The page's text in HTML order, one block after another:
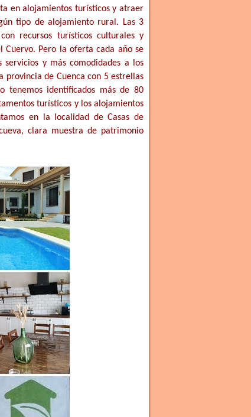
en alojamientos turísticos y atraer
tipo de alojamiento rural. Las 3
recursos turísticos culturales y
Cuervo. Pero la oferta cada año se
y más comodidades a los
de Cuenca con 5 estrellas
tenemos identificados más de 80
turísticos y los alojamientos
en la localidad de Casas de
clara muestra de patrimonio